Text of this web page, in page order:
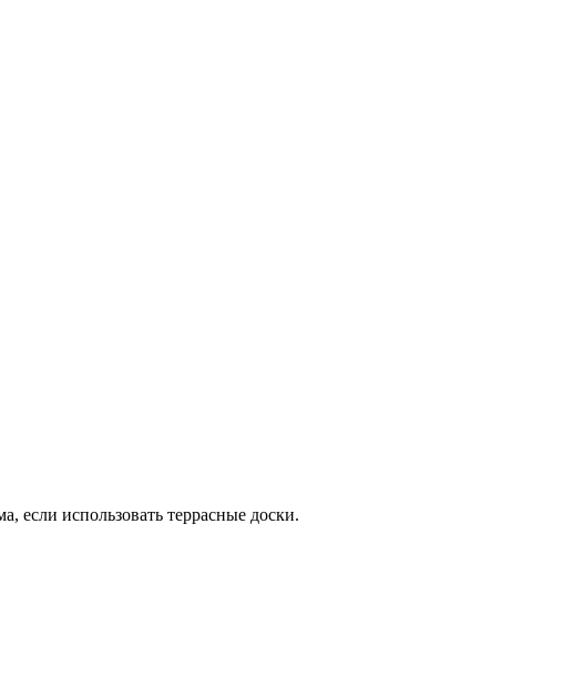
если использовать террасные доски.